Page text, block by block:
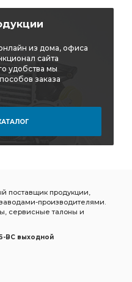
из дома, офиса
сайта
удобства мы
заказа
поставщик продукции,
производителями.
сервисные талоны и
ВС выходной